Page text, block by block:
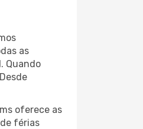
as
Quando
oferece as
férias